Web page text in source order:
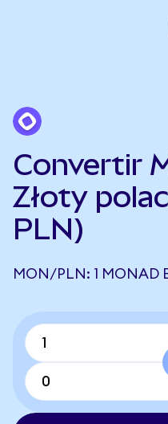
Convertir
Złoty
PLN)
MON/PLN: 1 MONAD